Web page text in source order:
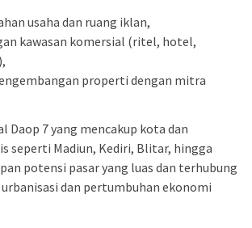
usaha dan ruang iklan,
kawasan komersial (ritel, hotel,
properti dengan mitra
Daop 7 yang mencakup kota dan
seperti Madiun, Kediri, Blitar, hingga
potensi pasar yang luas dan terhubung
dan pertumbuhan ekonomi